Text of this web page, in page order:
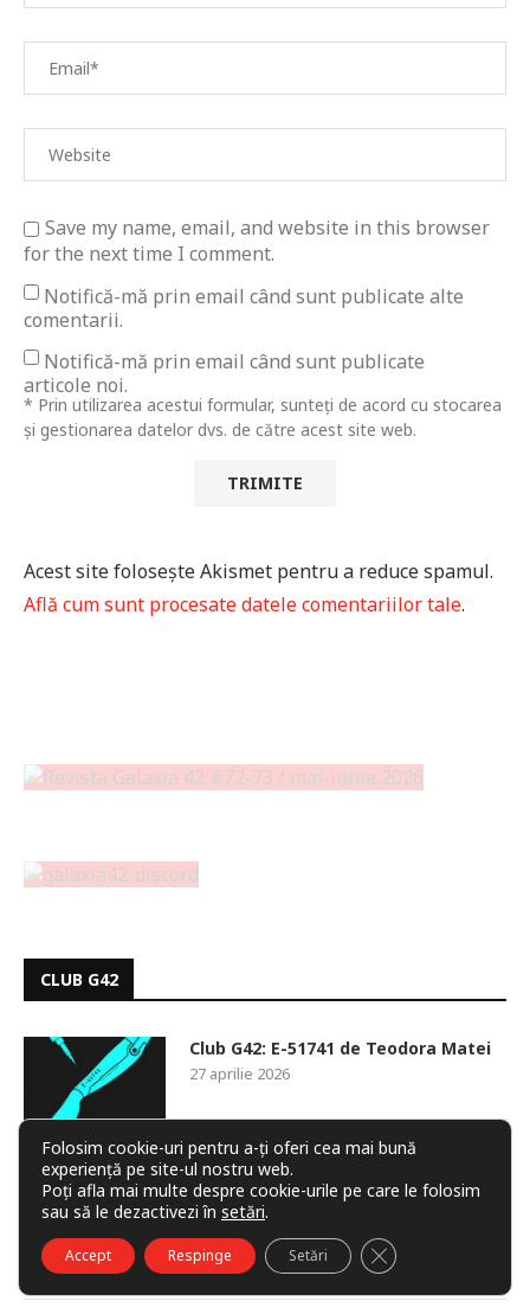
Save my name, email, and website in this browser
for the next time I comment.
Notifică-mă prin email când sunt publicate alte
comentarii.
Notifică-mă prin email când sunt publicate
articole noi.
* Prin utilizarea acestui formular, sunteți de acord cu stocarea
și gestionarea datelor dvs. de către acest site web.
Acest site folosește Akismet pentru a reduce spamul.
Află cum sunt procesate datele comentariilor tale.
CLUB G42
Club G42: E-51741 de Teodora Matei
27 aprilie 2026
Cristian Vicol, invitat Galaxia 42 pe
Discord
28 ianuarie 2026
Folosim cookie-uri pentru a-ți oferi cea mai bună
experiență pe site-ul nostru web.
Poți afla mai multe despre cookie-urile pe care le folosim
sau să le dezactivezi în setări.
Accept Respinge Setări CLOSE GDPR